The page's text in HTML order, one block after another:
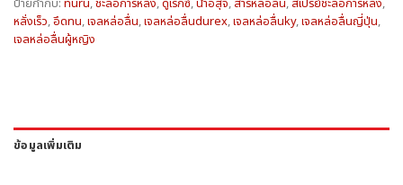
หลั่งเร็ว,อึดทน,เจลหล่อลื่น,เจลหล่อลื่นdurex,เจลหล่อลื่นky,เจลหล่อลื่นญี่ปุ่น,
เจลหล่อลื่นผู้หญิง
ข้อมูลเพิ่มเติม